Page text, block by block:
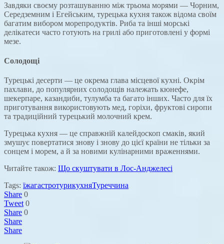
Завдяки своєму розташуванню між трьома морями — Чорним,
Середземним і Егейським, турецька кухня також відома своїм
багатим вибором морепродуктів. Риба та інші морські
делікатеси часто готують на грилі або приготовлені у формі
мезе.
Солодощі
Турецькі десерти — це окрема глава місцевої кухні. Окрім
пахлави, до популярних солодощів належать кюнефе,
шекерпаре, казандиби, тулумба та багато інших. Часто для їх
приготування використовують мед, горіхи, фруктові сиропи
та традиційний турецький молочний крем.
Турецька кухня — це справжній калейдоскоп смаків, який
змушує повертатися знову і знову до цієї країни не тільки за
сонцем і морем, а й за новими кулінарними враженнями.
Читайте також: Що скуштувати в Лос-Анджелесі
Tags: їжагастротурикухняТуреччина
Share 0
Tweet 0
Share 0
Share
Share